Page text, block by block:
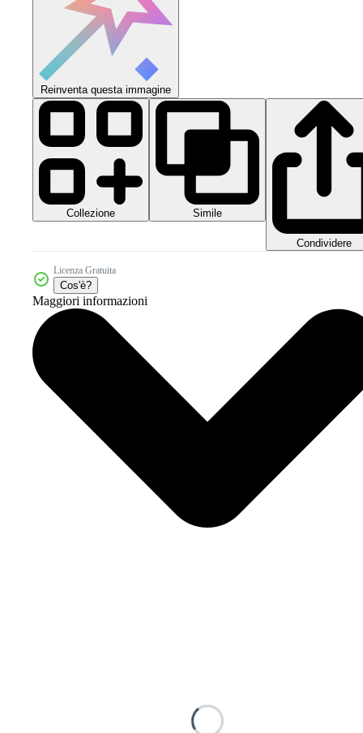
Reinventa questa immagine
Collezione Simile
Condividere
Licenza Gratuita
Cos'è?
Maggiori informazioni